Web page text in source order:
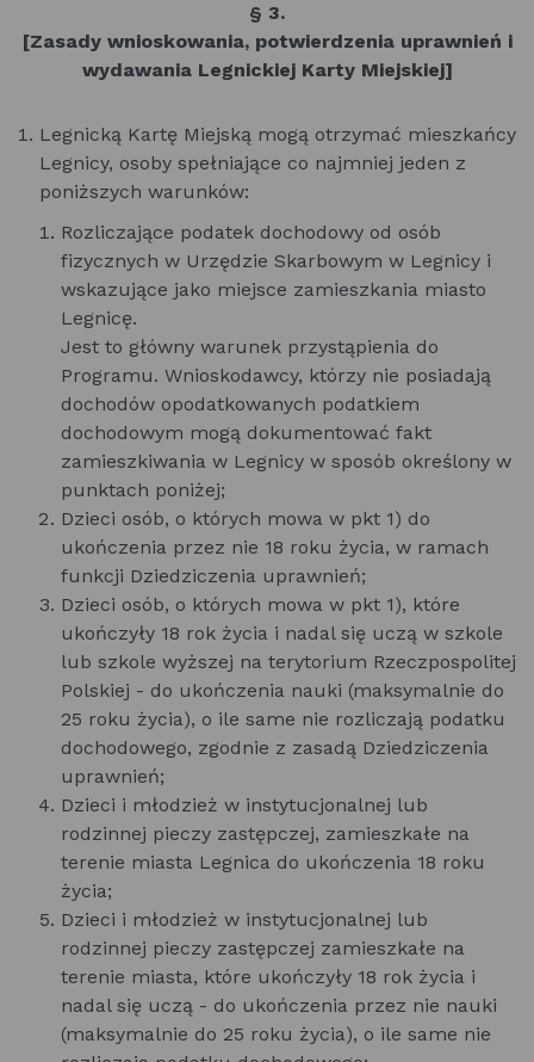
§ 3.
[Zasady wnioskowania, potwierdzenia uprawnień i
wydawania Legnickiej Karty Miejskiej]
Legnicką Kartę Miejską mogą otrzymać mieszkańcy
Legnicy, osoby spełniające co najmniej jeden z
poniższych warunków:
Rozliczające podatek dochodowy od osób
fizycznych w Urzędzie Skarbowym w Legnicy i
wskazujące jako miejsce zamieszkania miasto
Legnicę.
Jest to główny warunek przystąpienia do
Programu. Wnioskodawcy, którzy nie posiadają
dochodów opodatkowanych podatkiem
dochodowym mogą dokumentować fakt
zamieszkiwania w Legnicy w sposób określony w
punktach poniżej;
Dzieci osób, o których mowa w pkt 1) do
ukończenia przez nie 18 roku życia, w ramach
funkcji Dziedziczenia uprawnień;
Dzieci osób, o których mowa w pkt 1), które
ukończyły 18 rok życia i nadal się uczą w szkole
lub szkole wyższej na terytorium Rzeczpospolitej
Polskiej - do ukończenia nauki (maksymalnie do
25 roku życia), o ile same nie rozliczają podatku
dochodowego, zgodnie z zasadą Dziedziczenia
uprawnień;
Dzieci i młodzież w instytucjonalnej lub
rodzinnej pieczy zastępczej, zamieszkałe na
terenie miasta Legnica do ukończenia 18 roku
życia;
Dzieci i młodzież w instytucjonalnej lub
rodzinnej pieczy zastępczej zamieszkałe na
terenie miasta, które ukończyły 18 rok życia i
nadal się uczą - do ukończenia przez nie nauki
(maksymalnie do 25 roku życia), o ile same nie